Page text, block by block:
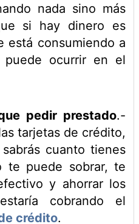
nada sino más
si hay dinero es
está consumiendo a
puede ocurrir en el
pedir prestado.-
tarjetas de crédito,
cuanto tienes
te puede sobrar, te
y ahorrar los
cobrando el
crédito.